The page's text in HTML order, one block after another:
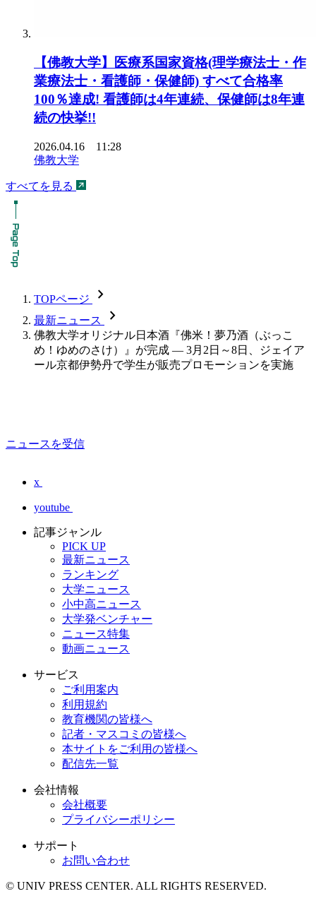
【佛教大学】医療系国家資格(理学療法士・作
業療法士・看護師・保健師) すべて合格率
100％達成! 看護師は4年連続、保健師は8年連
続の快挙!!
2026.04.16 11:28
佛教大学
すべてを見る
TOPページ chevron_forward
最新ニュース chevron_forward
佛教大学オリジナル日本酒『佛米！夢乃酒（ぶっこ
め！ゆめのさけ）』が完成 — 3月2日～8日、ジェイア
ール京都伊勢丹で学生が販売プロモーションを実施
ニュースを受信
x
youtube
記事ジャンル
PICK UP
最新ニュース
ランキング
大学ニュース
小中高ニュース
大学発ベンチャー
ニュース特集
動画ニュース
サービス
ご利用案内
利用規約
教育機関の皆様へ
記者・マスコミの皆様へ
本サイトをご利用の皆様へ
配信先一覧
会社情報
会社概要
プライバシーポリシー
サポート
お問い合わせ
© UNIV PRESS CENTER. ALL RIGHTS RESERVED.